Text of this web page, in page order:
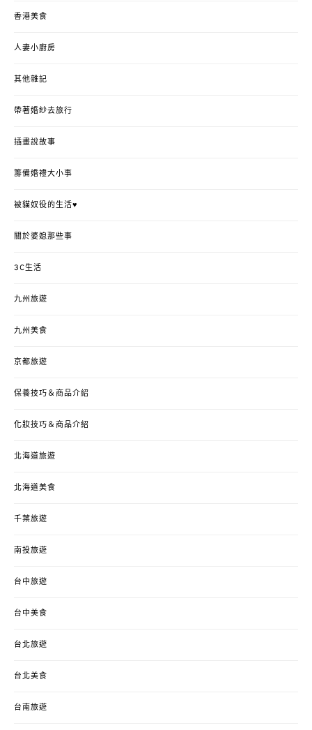
香港美食
人妻小廚房
其他雜記
帶著婚紗去旅行
插畫說故事
籌備婚禮大小事
被貓奴役的生活♥
關於婆媳那些事
3C生活
九州旅遊
九州美食
京都旅遊
保養技巧＆商品介紹
化妝技巧＆商品介紹
北海道旅遊
北海道美食
千葉旅遊
南投旅遊
台中旅遊
台中美食
台北旅遊
台北美食
台南旅遊